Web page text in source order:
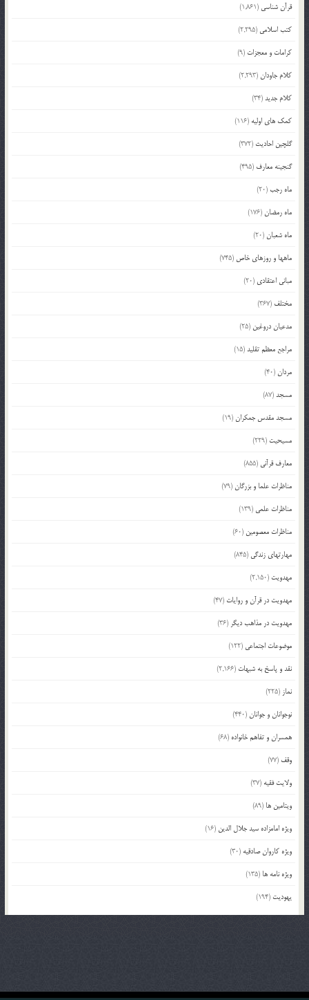
قرآن شناسی (1,861)
کتب اسلامی (2,295)
کرامات و معجزات (9)
کلام جاودان(2,293)
کلام جدید(34)
کمک های اولیه (116)
گلچین احادیث (372)
گنجینه معارف (495)
ماه رجب(20)
ماه رمضان(176)
ماه شعبان(20)
ماهها و روزهای خاص (745)
مبانی اعتقادی (20)
مختلف (367)
مدعیان دروغین (25)
مراجع معظم تقلید(15)
مردان(40)
مسجد(87)
مسجد مقدس جمکران(19)
مسیحیت (229)
معارف قرآنی (855)
مناظرات علما و بزرگان(79)
مناظرات علمی (139)
مناظرات معصومین (60)
مهارتهای زندگی (845)
مهدویت (2,150)
مهدویت در قرآن و روایات (47)
مهدویت در مذاهب دیگر (36)
موضوعات اجتماعی (122)
نقد و پاسخ به شبهات (2,166)
نماز (225)
نوجوانان و جوانان(440)
همسران و تفاهم خانواده (68)
وقف (77)
ولایت فقیه (37)
ویتامین ها (89)
ویژه امامزاده سید جلال الدین (16)
ویژه کاروان صادقیه (30)
ویژه نامه ها (135)
یهودیت (194)